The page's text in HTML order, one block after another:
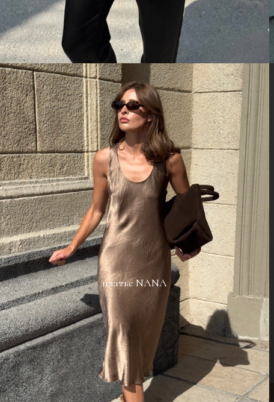
платье NANA